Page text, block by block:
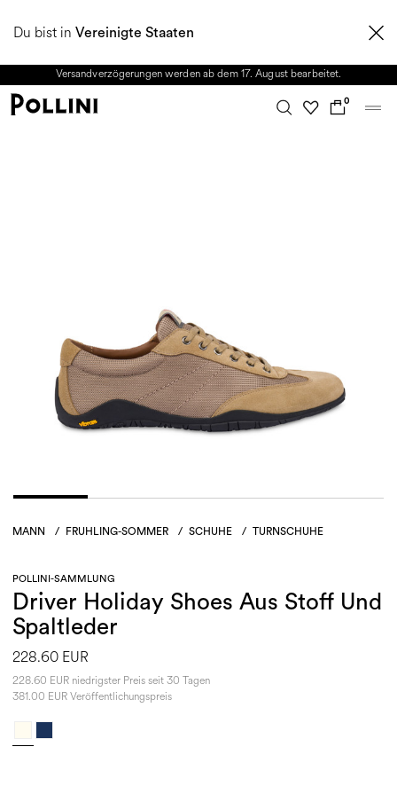
Du bist in Vereinigte Staaten
2026 KOLLEKTION. Vom 8. bis 16. August ist unser Kundenservice nicht
Versandverzögerungen werden ab dem 17. August bearbeitet.
0
MANN / FRUHLING-SOMMER / SCHUHE / TURNSCHUHE
POLLINI-SAMMLUNG
Driver Holiday Shoes Aus Stoff Und
Spaltleder
228.60 EUR
228.60 EUR niedrigster Preis seit 30 Tagen
381.00 EUR Veröffentlichungspreis